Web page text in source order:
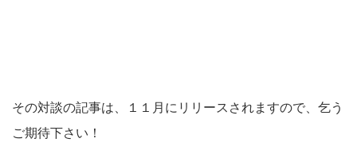
その対談の記事は、１１月にリリースされますので、乞う
ご期待下さい！